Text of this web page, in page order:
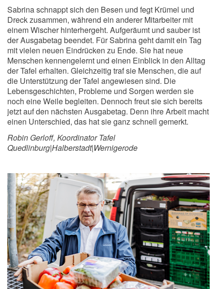
Sabrina schnappt sich den Besen und fegt Krümel und
Dreck zusammen, während ein anderer Mitarbeiter mit
einem Wischer hinterhergeht. Aufgeräumt und sauber ist
der Ausgabetag beendet. Für Sabrina geht damit ein Tag
mit vielen neuen Eindrücken zu Ende. Sie hat neue
Menschen kennengelernt und einen Einblick in den Alltag
der Tafel erhalten. Gleichzeitig traf sie Menschen, die auf
die Unterstützung der Tafel angewiesen sind. Die
Lebensgeschichten, Probleme und Sorgen werden sie
noch eine Weile begleiten. Dennoch freut sie sich bereits
jetzt auf den nächsten Ausgabetag. Denn ihre Arbeit macht
einen Unterschied, das hat sie ganz schnell gemerkt.
Robin Gerloff, Koordinator Tafel
Quedlinburg|Halberstadt|Wernigerode